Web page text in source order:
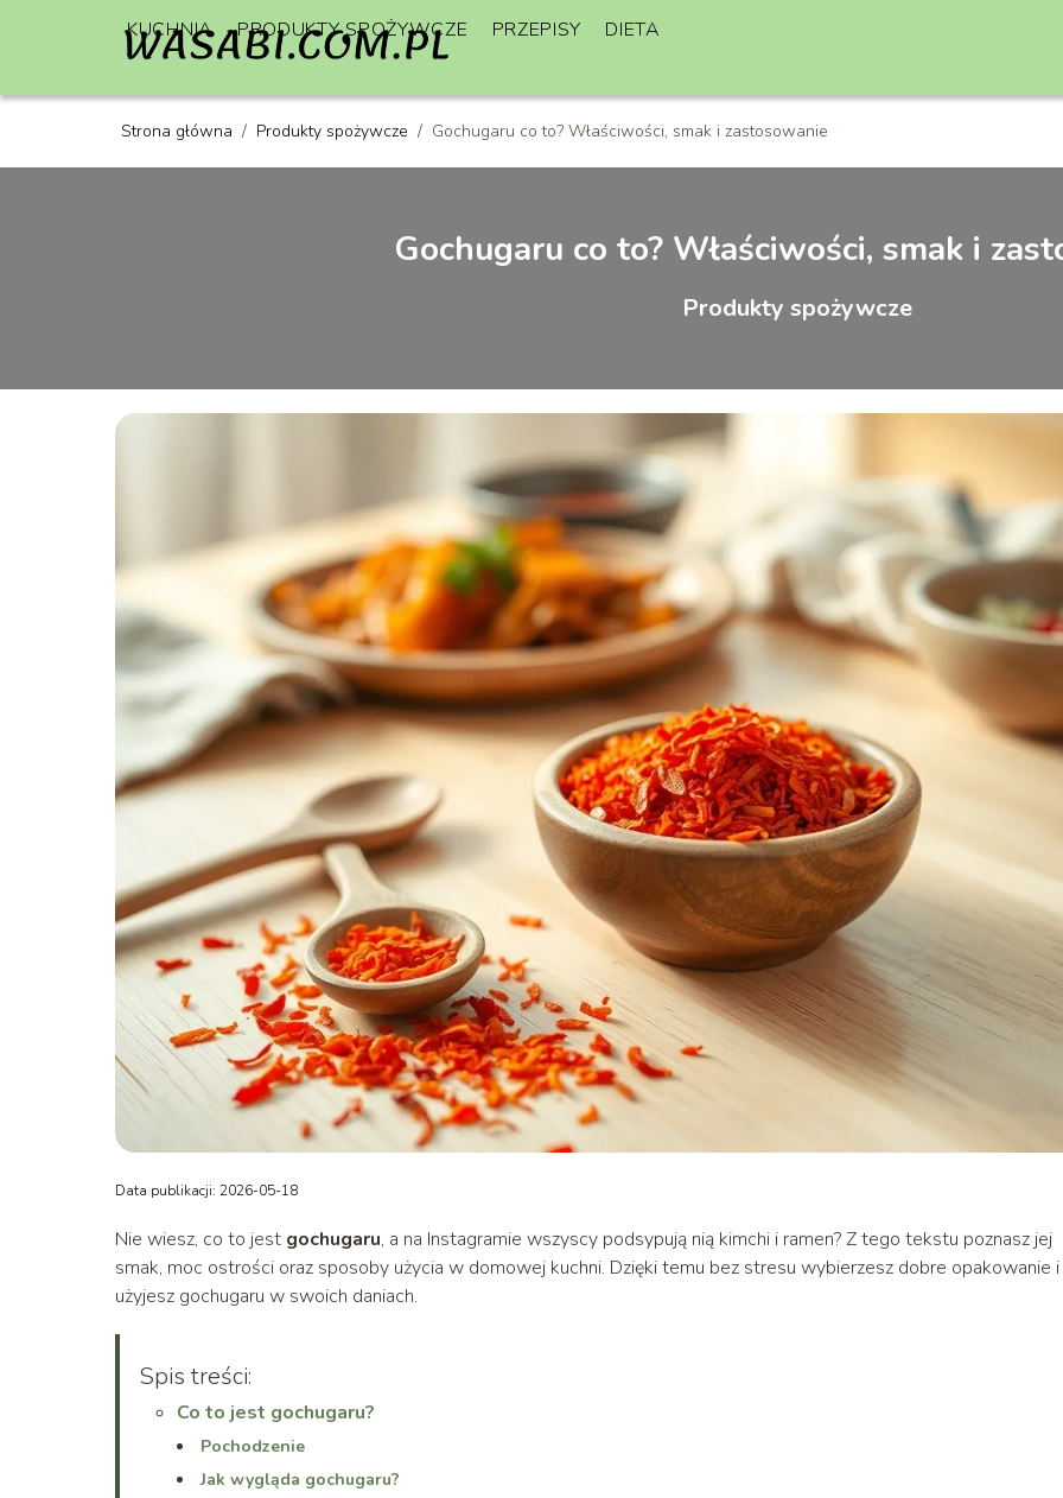
KUCHNIA PRODUKTY SPOŻYWCZE PRZEPISY DIETA
Strona główna / Produkty spożywcze / Gochugaru co to? Właściwości, smak i zastosowanie
Gochugaru co to? Właściwości, smak i
Produkty spożywcze
Data publikacji: 2026-05-18
Nie wiesz, co to jest gochugaru, a na Instagramie wszyscy podsypują nią kimchi i ramen? Z tego tekstu poznasz jej
smak, moc ostrości oraz sposoby użycia w domowej kuchni. Dzięki temu bez stresu wybierzesz dobre opakowanie i
użyjesz gochugaru w swoich daniach.
Spis treści:
Co to jest gochugaru?
Pochodzenie
Jak wygląda gochugaru?